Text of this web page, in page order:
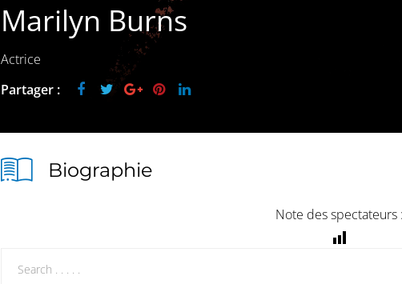
Marilyn Burns
Actrice
Partager :
Biographie
Note des spectateurs